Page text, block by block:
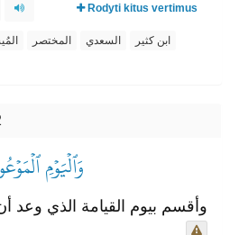
Rodyti kitus vertimus
المختصر السعدي
ابن كثير
وَٱلۡيَوۡمِ
وأقسم بيوم القيامة الذي وعد